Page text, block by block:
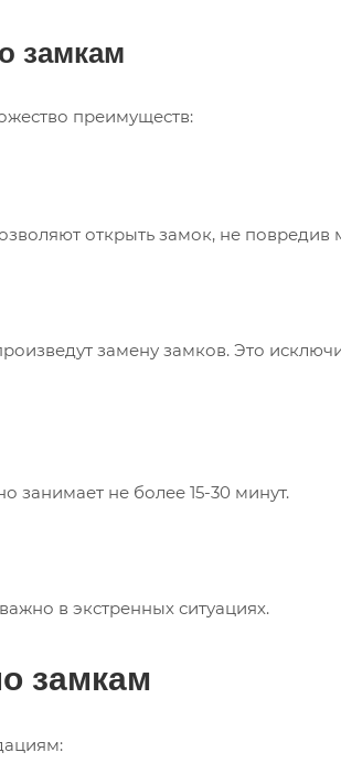
замкам
преимуществ:
открыть замок, не
замену замков. Это
не более 15-30 минут.
в экстренных ситуациях.
замкам